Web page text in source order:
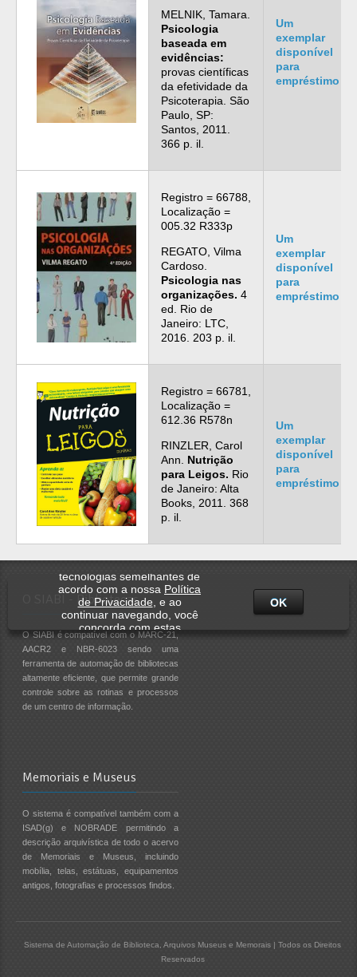
Utilizamos cookies e
tecnologias semelhantes de
acordo com a nossa Política
de Privacidade , e ao
continuar navegando, você
concorda com estas
condições.
OK
MELNIK, Tamara.
Psicologia
baseada em
evidências:
provas científicas
da efetividade da
Psicoterapia. São
Paulo, SP:
Santos, 2011.
366 p. il.
Um
exemplar
disponível
para
empréstimo
Registro = 66788,
Localização =
005.32 R333p
REGATO, Vilma
Cardoso.
Psicologia nas
organizações. 4
ed. Rio de
Janeiro: LTC,
2016. 203 p. il.
Um
exemplar
disponível
para
empréstimo
Registro = 66781,
Localização =
612.36 R578n
RINZLER, Carol
Ann. Nutrição
para Leigos. Rio
de Janeiro: Alta
Books, 2011. 368
p. il.
Um
exemplar
disponível
para
empréstimo
O SIABI - Bibliotecas
O SIABI é compatível com o MARC-21,
AACR2 e NBR-6023 sendo uma
ferramenta de automação de bibliotecas
altamente eficiente, que permite grande
controle sobre as rotinas e processos
de um centro de informação.
Memoriais e Museus
O sistema é compatível também com a
ISAD(g) e NOBRADE permitindo a
descrição arquivística de todo o acervo
de Memoriais e Museus, incluindo
mobília, telas, estátuas, equipamentos
antigos, fotografias e processos findos.
Sistema de Automação de Biblioteca, Arquivos Museus e Memorais | Todos os Direitos
Reservados